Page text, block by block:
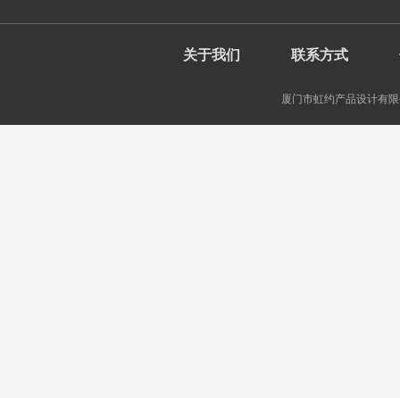
关于我们 联系方式
厦门市虹约产品设计有